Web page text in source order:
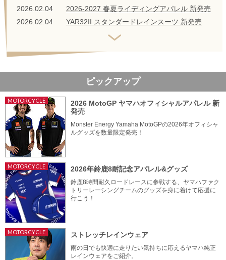
2026.02.04
2026-2027 春夏ライディングアパレル 新発売
2026.02.04
YAR32II スタンダードレインスーツ 新発売
ピックアップ
MOTORCYCLE
2026 MotoGP ヤマハオフィシャルアパレル 新
発売
Monster Energy Yamaha MotoGPの2026年オフィシャ
ルグッズを数量限定発売！
MOTORCYCLE 2026年鈴鹿8耐記念アパレル&グッズ
鈴鹿8時間耐久ロードレースに参戦する、ヤマハファク
トリーレーシングチームのグッズを身に着けて応援に
行こう！
MOTORCYCLE ストレッチレインウェア
雨の日でも快適に走りたい気持ちに応えるヤマハ純正
レインウェアをご紹介。